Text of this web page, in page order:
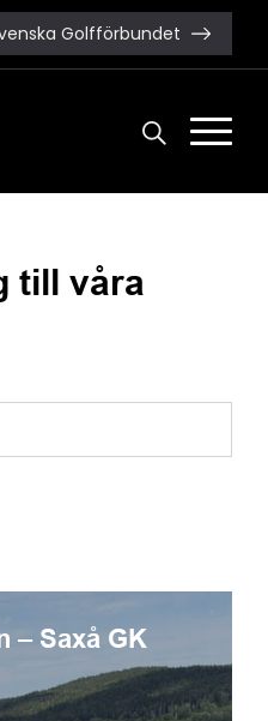
Golfförbundet
till våra
– Saxå GK